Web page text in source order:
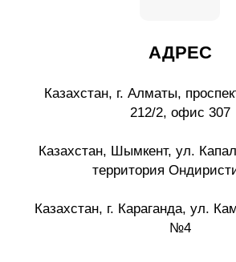
АДРЕС
Казахстан, г. Алматы,
212/2, офис 307
Казахстан, Шымкент, ул.
территория
Казахстан, г. Караганда, ул.
№4